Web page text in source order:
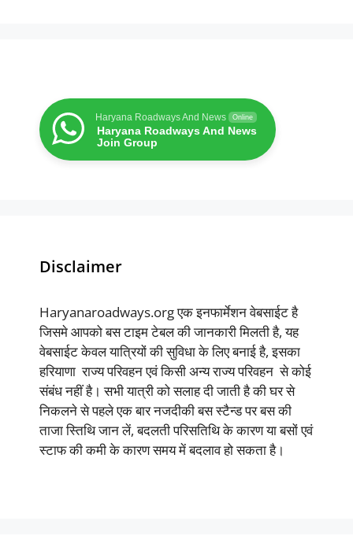
Haryana Roadways And News Online
Haryana Roadways And News
Join Group
Disclaimer
Haryanaroadways.org एक इनफार्मेशन वेबसाईट है
जिसमे आपको बस टाइम टेबल की जानकारी मिलती है, यह
वेबसाईट केवल यात्रियों की सुविधा के लिए बनाई है, इसका
हरियाणा राज्य परिवहन एवं किसी अन्य राज्य परिवहन से कोई
संबंध नहीं है। सभी यात्री को सलाह दी जाती है की घर से
निकलने से पहले एक बार नजदीकी बस स्टैन्ड पर बस की
ताजा स्तिथि जान लें, बदलती परिसतिथि के कारण या बसों एवं
स्टाफ की कमी के कारण समय में बदलाव हो सकता है।